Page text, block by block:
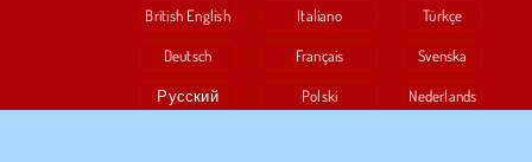
British English
Deutsch
Русский
Italiano
Français
Polski
Türkçe
Svenska
Nederlands